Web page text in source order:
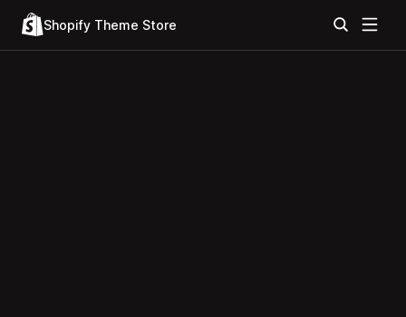
Shopify Theme Store